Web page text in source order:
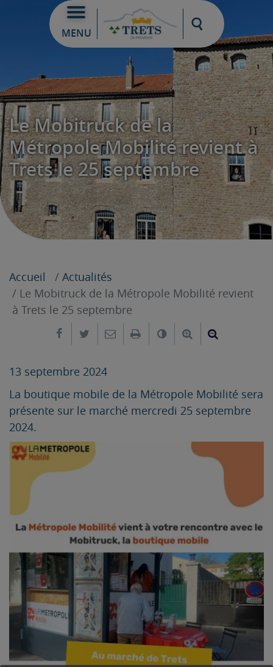
MENU
Moteur de
Le Mobitruck de la
Métropole Mobilité revient à
Trets le 25 septembre
Accueil
Actualités
Le Mobitruck de la Métropole Mobilité revient
à Trets le 25 septembre
Partager sur Facebook
Partager sur Twitter
Envoyer par e-mail
ImprimerChanger leAgrandir le
13 septembre 2024
La boutique mobile de la Métropole Mobilité sera
présente sur le marché mercredi 25 septembre
2024.